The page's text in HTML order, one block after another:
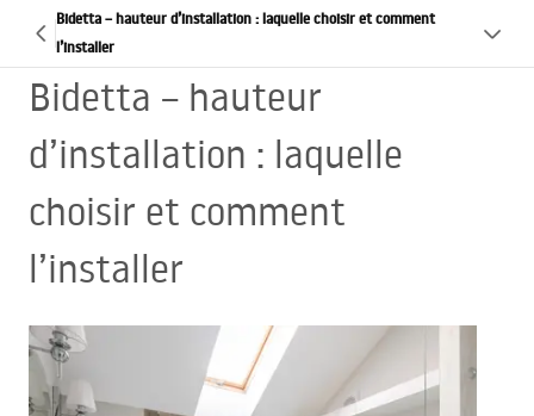
Bidetta – hauteur d’installation : laquelle choisir et comment
l’installer
Bidetta – hauteur
d’installation : laquelle
choisir et comment
l’installer